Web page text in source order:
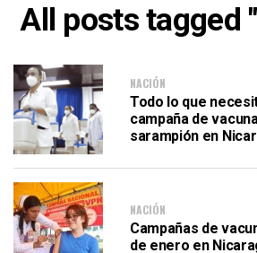
All posts tagged
NACIÓN
Todo lo que
campaña de
sarampión en
NACIÓN
Campañas de
de enero en